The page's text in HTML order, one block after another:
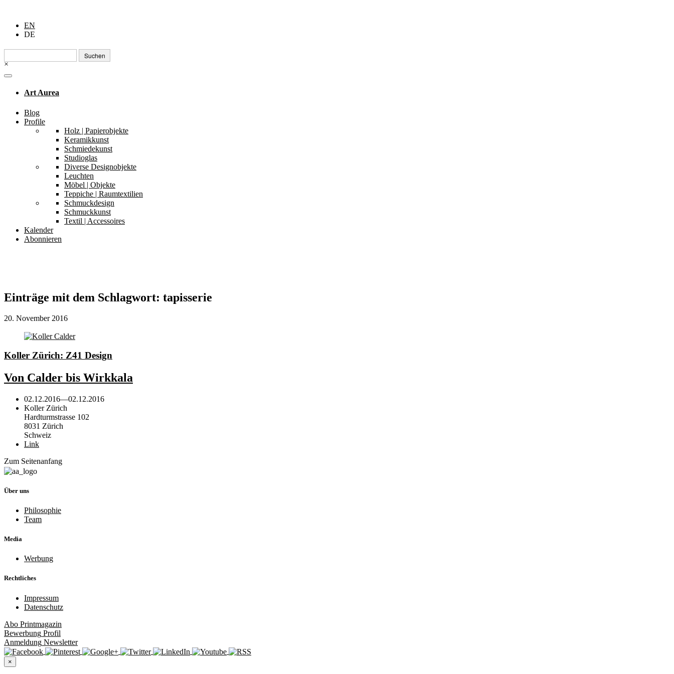
EN
DE
Suchen
nach:
×
Art Aurea
Blog
Profile
Holz | Papierobjekte
Keramikkunst
Schmiedekunst
Studioglas
Diverse Designobjekte
Leuchten
Möbel | Objekte
Teppiche | Raumtextilien
Schmuckdesign
Schmuckkunst
Textil | Accessoires
Kalender
Abonnieren
Einträge mit dem Schlagwort: tapisserie
20. November 2016
Koller Zürich: Z41 Design
Von Calder bis Wirkkala
02.12.2016—02.12.2016
Koller Zürich
Hardturmstrasse 102
8031 Zürich
Schweiz
Link
Zum Seitenanfang
Über uns
Philosophie
Team
Media
Werbung
Rechtliches
Impressum
Datenschutz
Abo Printmagazin
Bewerbung Profil
Anmeldung Newsletter
×